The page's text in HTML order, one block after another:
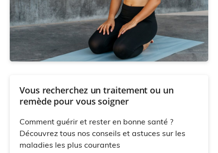
Vous recherchez un traitement ou un
remède pour vous soigner
Comment guérir et rester en bonne santé ?
Découvrez tous nos conseils et astuces sur les
maladies les plus courantes